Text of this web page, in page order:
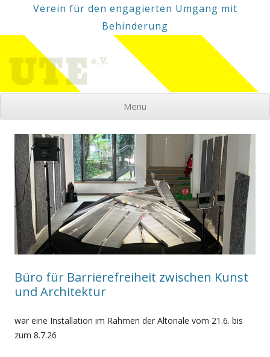
Verein für den engagierten Umgang mit
Behinderung
Menü
Büro für Barrierefreiheit zwischen Kunst
und Architektur
war eine Installation im Rahmen der Altonale vom 21.6. bis
zum 8.7.26